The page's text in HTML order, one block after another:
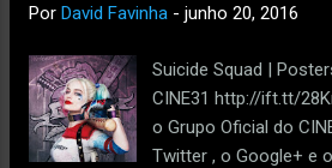
Por David Favinha - junho 20, 2016
Suicide Squad |
CINE31 http://ift.tt/
o Grupo Oficial do
Twitter , o Google+ e